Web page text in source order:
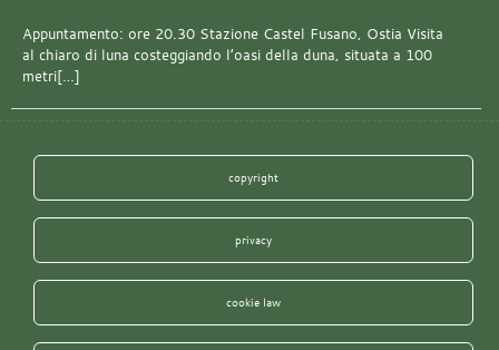
Appuntamento: ore 20.30 Stazione Castel Fusano, Ostia Visita
al chiaro di luna costeggiando l’oasi della duna, situata a 100
metri[…]
copyright
privacy
cookie law